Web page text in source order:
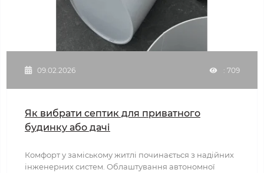
09.02.2026 : 709
Як вибрати септик для приватного
будинку або дачі
Комфорт у заміському житлі починається з надійних
інженерних систем. Облаштування автономної